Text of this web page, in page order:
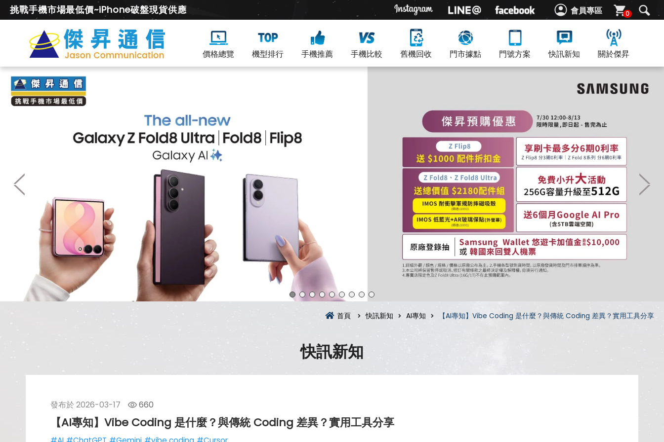
會員專區 0
挑戰手機市場最低價~iPhone破盤現貨供應
價格總覽 機型排行 手機推薦 手機比較 舊機回收 門市據點 門號方案 快訊新知 關於傑昇
首頁 快訊新知 AI專知 【AI專知】Vibe Coding 是什麼？與傳統 Coding 差異？實用工具分享
快訊新知
發布於 2026-03-17 660
【AI專知】Vibe Coding 是什麼？與傳統 Coding 差異？實用工具分享